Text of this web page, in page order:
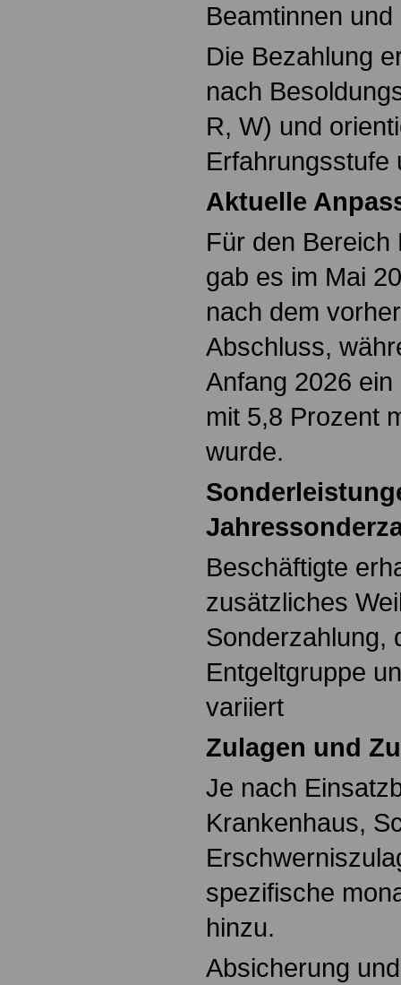
Beamtinnen
Die Bezahlung
nach
R, W) und
Erfahrungsstufe
Aktuelle
Für den Bereich
gab es im Mai
nach dem
Abschluss,
Anfang 2026
mit 5,8 Prozent
wurde.
Beschäftigte
zusätzliches
Sonderzahlung,
Entgeltgruppe
variiert
Zulagen und
Je nach
Krankenhaus,
spezifische
hinzu.
Absicherung